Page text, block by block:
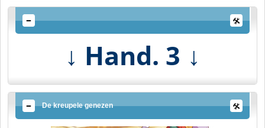
↓ Hand. 3 ↓
De kreupele genezen